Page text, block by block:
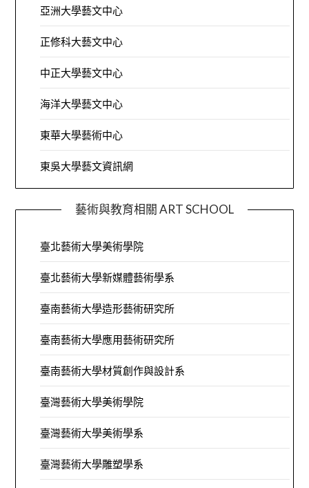
亞洲大學藝文中心
正修科大藝文中心
中正大學藝文中心
海洋大學藝文中心
東華大學藝術中心
東吳大學藝文資訊網
藝術與教育相關 ART SCHOOL
臺北藝術大學美術學院
臺北藝術大學新媒體藝術學系
臺南藝術大學造形藝術研究所
臺南藝術大學應用藝術研究所
臺南藝術大學材質創作與設計系
臺灣藝術大學美術學院
臺灣藝術大學美術學系
臺灣藝術大學雕塑學系